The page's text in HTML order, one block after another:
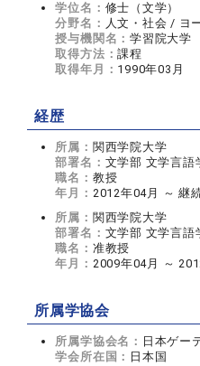
学位名： 修士（文学）
分野名： 人文・社会 / ヨ
授与機関名：学習院大学
取得方法：課程
取得年月： 1990年03月
経歴
所属： 関西学院大学
部署名： 文学部 文学言語
職名： 教授
年月： 2012年04月 ～ 継
所属： 関西学院大学
部署名： 文学部 文学言語
職名： 准教授
年月： 2009年04月 ～
所属学協会
所属学協会名： 日本ゲー
学会所在国： 日本国